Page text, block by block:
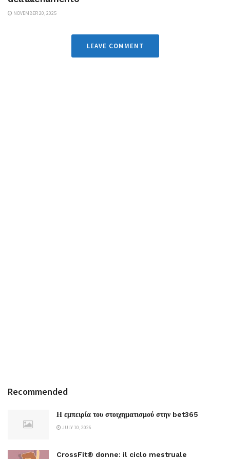
NOVEMBER 20, 2025
LEAVE COMMENT
Recommended
Η εμπειρία του στοιχηματισμού στην bet365
JULY 10, 2026
CrossFit® donne: il ciclo mestruale